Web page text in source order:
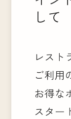
して
レスト
ご利用
お得な
スター